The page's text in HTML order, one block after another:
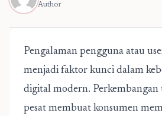
Author
Pengalaman pengguna atau
menjadi faktor kunci dalam
digital modern. Perkembangan
pesat membuat konsumen